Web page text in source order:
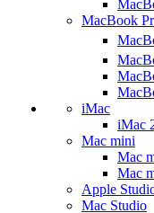
MacBook
iMac
iMac
Mac mini
Mac
Mac
Apple
Mac Studio